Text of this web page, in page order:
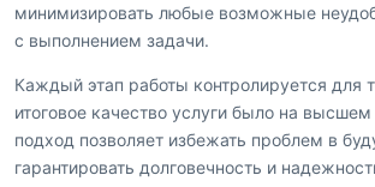
минимизировать любые возможные
с выполнением задачи.
Каждый этап работы контролируется для
итоговое качество услуги было на
подход позволяет избежать проблем в
гарантировать долговечность и